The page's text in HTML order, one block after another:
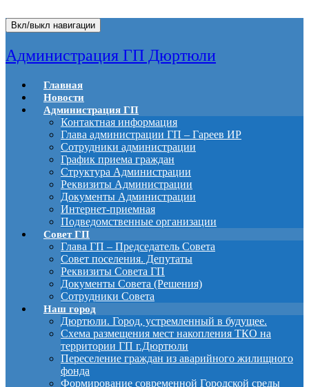
Вкл/выкл навигации
Администрация ГП Дюртюли
Главная
Новости
Администрация ГП
Контактная информация
Глава администрации ГП – Гареев ИР
Сотрудники администрации
График приема граждан
Структура Администрации
Реквизиты Администрации
Документы Администрации
Интернет-приемная
Подведомственные организации
Совет ГП
Глава ГП – Председатель Совета
Совет поселения. Депутаты
Реквизиты Совета ГП
Документы Совета (Решения)
Сотрудники Совета
Наш город
Дюртюли. Город, устремленный в будущее.
Схема размещения мест накопления ТКО на
территории ГП г.Дюртюли
Переселение граждан из аварийного жилищного
фонда
Формирование современной Городской среды